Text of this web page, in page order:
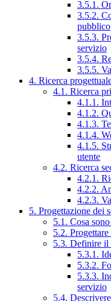
3.5.1.
3.5.2.
pubblico
3.5.3.
servizio
3.5.4.
3.5.5.
4. Ricerca
4.1. Ricerca
4.1.1.
4.1.2.
4.1.3.
4.1.4.
4.1.5.
utente
4.2. Ricerca
4.2.1.
4.2.2.
4.2.3.
5. Progettazione dei
5.1. Cosa
5.2.
5.3. Definire il
5.3.1.
5.3.2.
5.3.3.
servizio
5.4.